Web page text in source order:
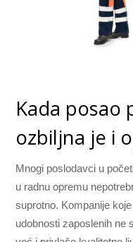
Kada posao
ozbiljna je i
Mnogi poslodavci u
u radnu opremu
suprotno. Kompanije
udobnosti zaposlenih ne